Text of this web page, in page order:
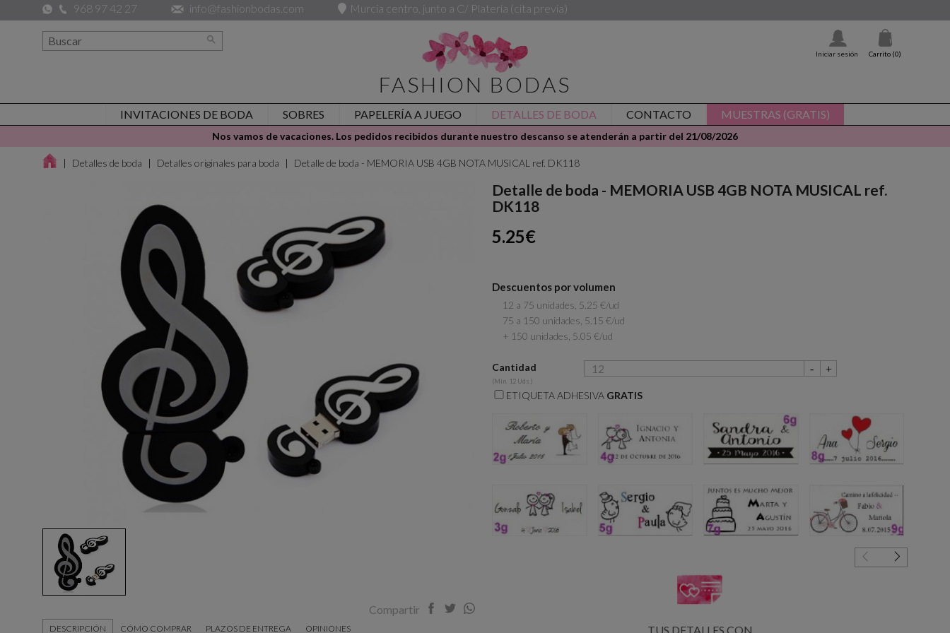
968 97 42 27 info@fashionbodas.com Murcia centro, junto a C/ Platería (cita previa)

Iniciar sesión Carrito (0)
FASHION BODAS
INVITACIONES DE BODA SOBRES PAPELERÍA A JUEGO DETALLES DE BODA CONTACTO MUESTRAS (GRATIS)
Nos vamos de vacaciones. Los pedidos recibidos durante nuestro descanso se atenderán a partir del 21/08/2026
Detalles de boda Detalles originales para boda Detalle de boda - MEMORIA USB 4GB NOTA MUSICAL ref. DK118
Compartir
DESCRIPCIÓN CÓMO COMPRAR PLAZOS DE ENTREGA OPINIONES
Detalle de boda - MEMORIA USB 4GB NOTA MUSICAL ref.
DK118
5.25€
Descuentos por volumen
12 a 75 unidades, 5.25 €/ud
75 a 150 unidades, 5.15 €/ud
+ 150 unidades, 5.05 €/ud
Cantidad
(Min. 12 Uds.)
ETIQUETA ADHESIVA GRATIS
TUS DETALLES CON